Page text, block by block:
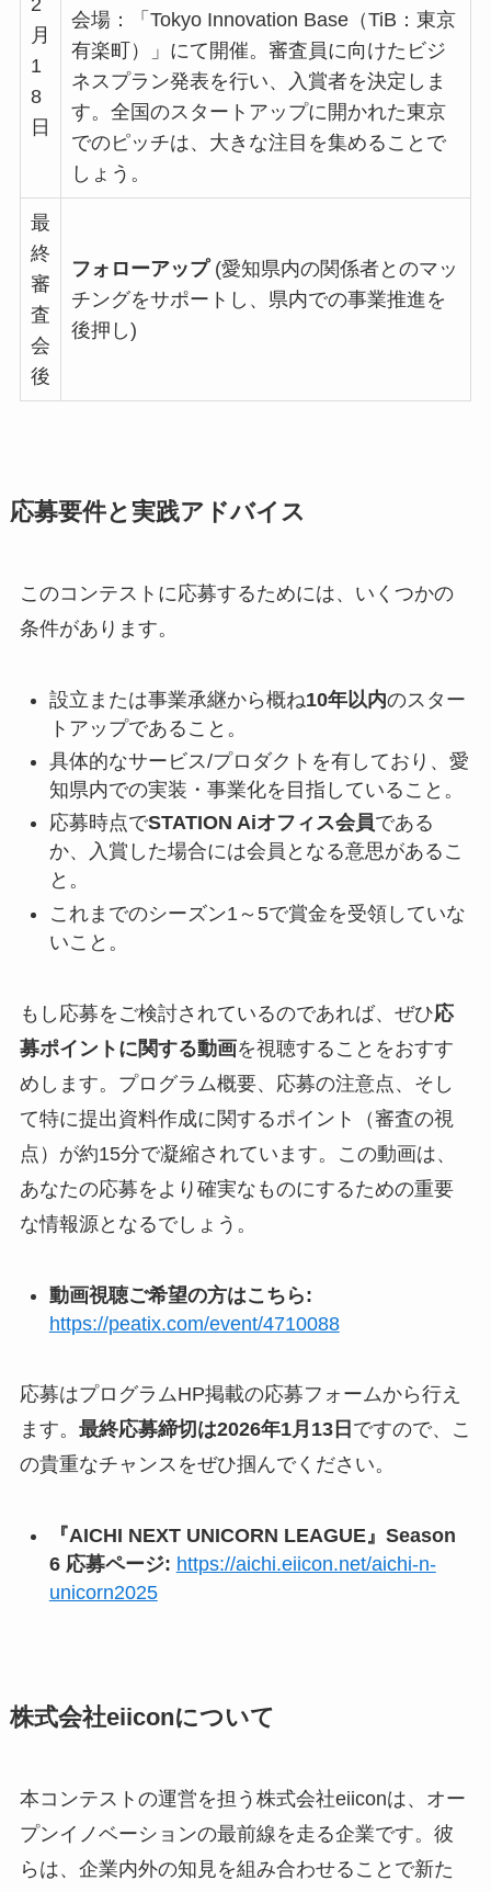
月
1
8
日
会場：「Tokyo Innovation Base（TiB：東京
有楽町）」にて開催。審査員に向けたビジ
ネスプラン発表を行い、入賞者を決定しま
す。全国のスタートアップに開かれた東京
でのピッチは、大きな注目を集めることで
しょう。
最
終
審
査
会
後
フォローアップ(愛知県内の関係者とのマッ
チングをサポートし、県内での事業推進を
後押し)
応募要件と実践アドバイス
このコンテストに応募するためには、いくつかの
条件があります。
設立または事業承継から概ね10年以内のスター
トアップであること。
具体的なサービス/プロダクトを有しており、愛
知県内での実装・事業化を目指していること。
応募時点でSTATION Aiオフィス会員である
か、入賞した場合には会員となる意思があるこ
と。
これまでのシーズン1～5で賞金を受領していな
いこと。
もし応募をご検討されているのであれば、ぜひ応
募ポイントに関する動画を視聴することをおすす
めします。プログラム概要、応募の注意点、そし
て特に提出資料作成に関するポイント（審査の視
点）が約15分で凝縮されています。この動画は、
あなたの応募をより確実なものにするための重要
な情報源となるでしょう。
動画視聴ご希望の方はこちら:
https://peatix.com/event/4710088
応募はプログラムHP掲載の応募フォームから行え
ます。 最終応募締切は2026年1月13日 ですので、こ
の貴重なチャンスをぜひ掴んでください。
『AICHI NEXT UNICORN LEAGUE』Season
6 応募ページ: https://aichi.eiicon.net/aichi-n-
unicorn2025
株式会社eiiconについて
本コンテストの運営を担う株式会社eiiconは、オー
プンイノベーションの最前線を走る企業です。彼
らは、企業内外の知見を組み合わせることで新た